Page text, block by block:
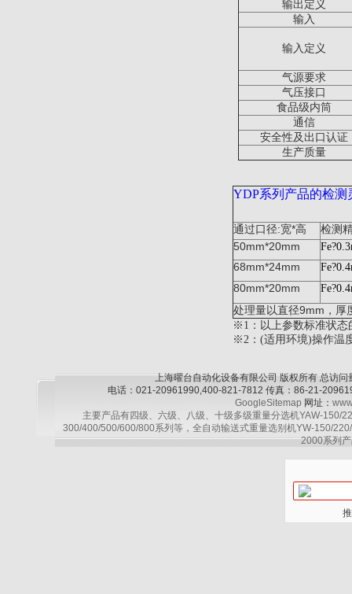
输出定义
输入
输入定义
气源要求
气压接口
食品级内筒
通信
安全性及出口认证
生产质量
YDP系列产品的检测
通过口径:宽*高 检测
50mm*20mm
68mm*24mm
80mm*20mm
处理量以直径9mm ，厚
※1：以上参数标准状态
※2：(适用环境)操作温
上海曜台自动化设备有限公司 版权所有 总访问
电话：021-20961990,400-821-7812 传真：86-21-
GoogleSitemap 网址：
主要产品有四级、六级、八级、十级多级重量分选机YAW-
300/400/500/600/800系列等，全自动输送式重量选别机YW-150/
2000系列